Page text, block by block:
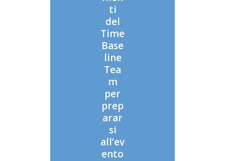
ti
del
Time
Base
line
Tea
m
per
prep
arar
si
all’ev
ento